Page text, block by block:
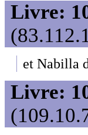
Livre:
et Nabilla
Livre: